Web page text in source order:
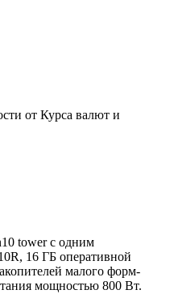
от Курса валют и
tower с одним
16 ГБ оперативной
малого форм-
мощностью 800 Вт.